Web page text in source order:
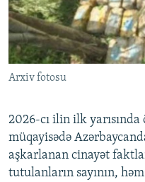
Arxiv fotosu
2026-cı ilin ilk
müqayisədə
aşkarlanan cinayət
tutulanların sayının,